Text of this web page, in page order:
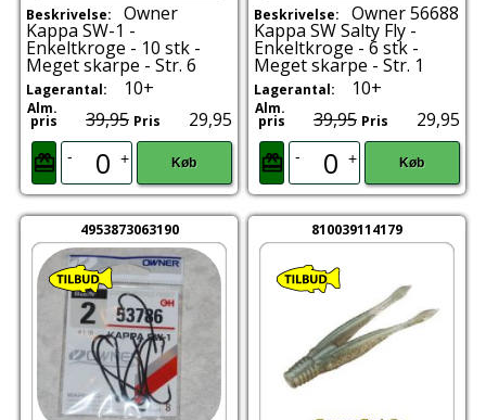
Beskrivelse: Owner
Kappa SW-1 -
Enkeltkroge - 10 stk -
Meget skarpe - Str. 6
Lagerantal: 10+
Alm.
pris 39,95 Pris 29,95
- + Køb
Beskrivelse: Owner 56688
Kappa SW Salty Fly -
Enkeltkroge - 6 stk -
Meget skarpe - Str. 1
Lagerantal: 10+
Alm.
pris 39,95 Pris 29,95
- + Køb
4953873063190 810039114179